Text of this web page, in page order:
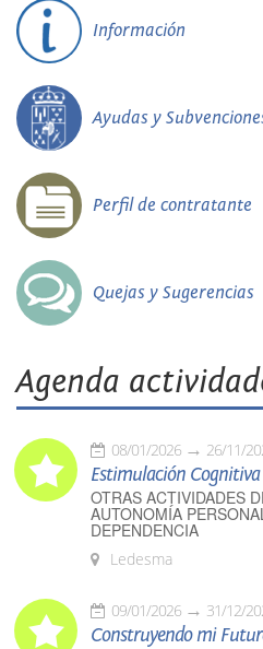
Información
Ayudas y
Perfil de contratante
Quejas y Sugerencias
Agenda
08/01/2026 26/11/
Estimulación Cognitiva
OTRAS ACTIVIDADES
AUTONOMÍA
DEPENDENCIA
Ledesma
09/01/2026 31/12/
Construyendo mi